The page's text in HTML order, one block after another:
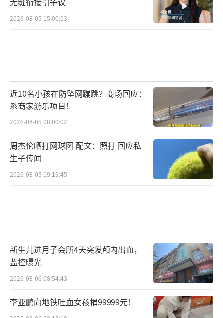
2026-08-05 15:00:03
近10名小孩在防坠网蹦跳？商场回应：
系商家游乐项目！
2026-08-05 08:00:02
周杰伦晒打网球图 配文：照打 回应私
生子传闻
2026-08-05 19:19:45
新生儿进月子会所4天突发颅内出血，
监控曝光
2026-08-06 08:54:43
李亚鹏向地铁吐血女孩捐99999元！